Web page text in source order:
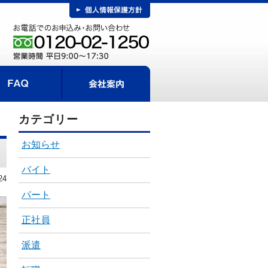
カテゴリー
お知らせ
バイト
パート
正社員
派遣